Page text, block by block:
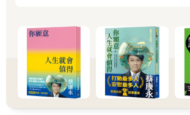
種情況：一是兩種系統都出現問題；二是只發
卻未發展出體心的能力。這可能源於先天或後
有自閉症譜系障礙的人，天生在這兩套系統上
法有效運用讀心與體心。而後天因素中，童年
會阻礙體心系統的發展，如果兒童與青少年時
或在情感上被忽略，他們便無法自然培養出體